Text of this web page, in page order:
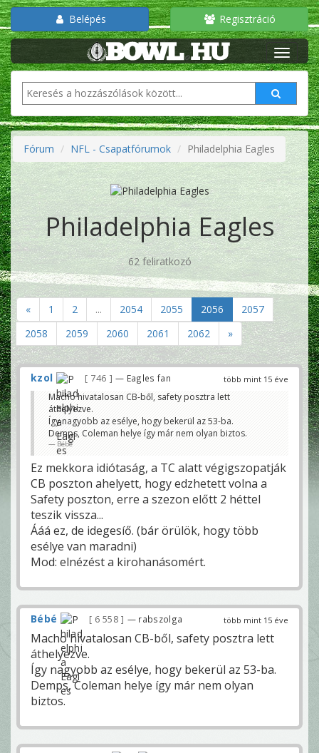
Belépés Regisztráció
Fórum NFL - Csapatfórumok Philadelphia Eagles
Philadelphia Eagles
62 feliratkozó
« 1 2 ... 2054 2055 2056
2057
2058
2059 2060 2061 2062 »
több mint 15 éve
kzol 746 — Eagles fan
Macho hivatalosan CB-ből, safety posztra lett
áthelyezve.
Így nagyobb az esélye, hogy bekerül az 53-ba.
Demps, Coleman helye így már nem olyan biztos.
Bébé
Ez mekkora idiótaság, a TC alatt végigszopatják
CB poszton ahelyett, hogy edzhetett volna a
Safety poszton, erre a szezon előtt 2 héttel
teszik vissza...
Ááá ez, de idegesíő. (bár örülök, hogy több
esélye van maradni)
Mod: elnézést a kirohanásomért.
több mint 15 éve
Bébé 6 558 — rabszolga
Macho hivatalosan CB-ből, safety posztra lett
áthelyezve.
Így nagyobb az esélye, hogy bekerül az 53-ba.
Demps, Coleman helye így már nem olyan
biztos.